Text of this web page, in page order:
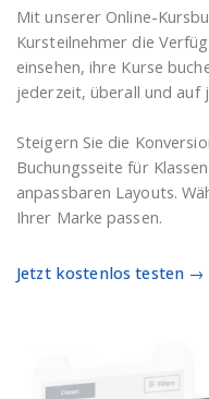
Mit unserer Online-
Kursteilnehmer die
einsehen, ihre Kurse
jederzeit, überall und auf
Steigern Sie die
Buchungsseite für
anpassbaren Layouts.
Ihrer Marke passen.
Jetzt kostenlos testen →